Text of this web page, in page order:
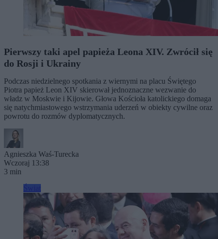
Pierwszy taki apel papieża Leona XIV. Zwrócił się
do Rosji i Ukrainy
Podczas niedzielnego spotkania z wiernymi na placu Świętego
Piotra papież Leon XIV skierował jednoznaczne wezwanie do
władz w Moskwie i Kijowie. Głowa Kościoła katolickiego domaga
się natychmiastowego wstrzymania uderzeń w obiekty cywilne oraz
powrotu do rozmów dyplomatycznych.
Agnieszka Waś-Turecka
Wczoraj 13:38
3 min